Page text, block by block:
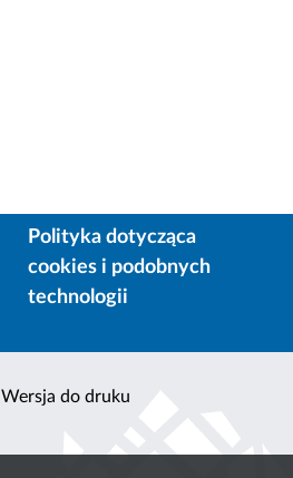
Polityka dotycząca
cookies i podobnych
technologii
Wersja do druku